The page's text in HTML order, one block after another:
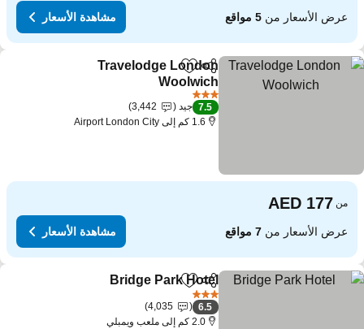
عرض الأسعار من5 مواقع مشاهدة الأسعار
مشاركةAdd to favorites
Travelodge London
Woolwich
7.5 جيد
3,442
1.6 كم إلى Airport London City
من
عرض الأسعار من7 مواقع مشاهدة الأسعار
مشاركةAdd to favorites
Bridge Park Hotel
6.5
4,035
2.0 كم إلى ملعب ويمبلي